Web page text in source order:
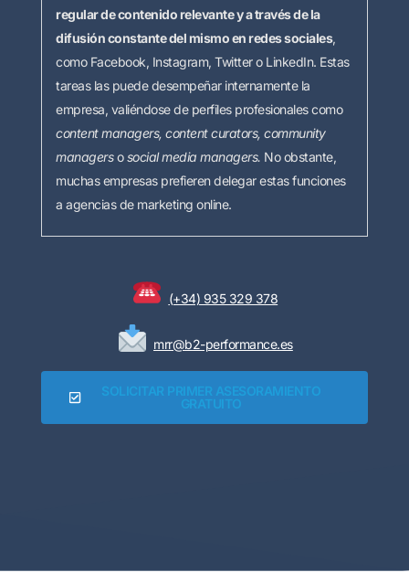
regular de contenido relevante y a través de la
difusión constante del mismo en redes sociales,
como Facebook, Instagram, Twitter o LinkedIn. Estas
tareas las puede desempeñar internamente la
empresa, valiéndose de perfiles profesionales como
content managers, content curators, community
managersosocial media managers. No obstante,
muchas empresas prefieren delegar estas funciones
a agencias de marketing online.
(+34) 935 329 378
mrr@b2-performance.es
SOLICITAR PRIMER ASESORAMIENTO
GRATUITO